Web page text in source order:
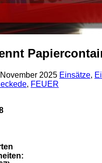
2025 Einsätze,
, FEUER